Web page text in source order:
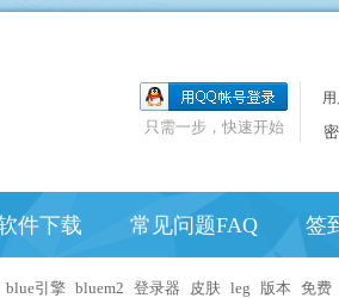
只需一步，快速开始
件下载 常见问题FAQ 签
blue引擎 bluem2 登录器 皮肤 leg 版本 免费